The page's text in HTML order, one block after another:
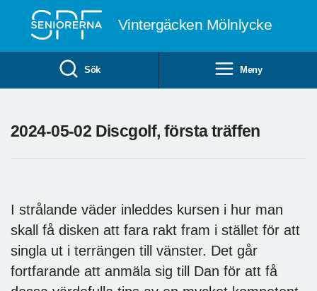
Vintergäcken Mölnlycke
Sök Meny
2024-05-02 Discgolf, första träffen
I strålande väder inleddes kursen i hur man
skall få disken att fara rakt fram i stället för att
singla ut i terrängen till vänster. Det går
fortfarande att anmäla sig till Dan för att få